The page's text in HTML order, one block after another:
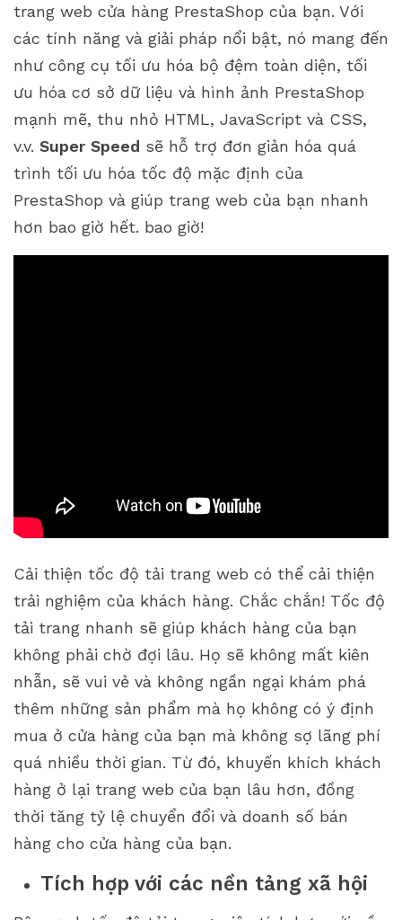
trang web cửa hàng PrestaShop của bạn. Với
các tính năng và giải pháp nổi bật, nó mang đến
như công cụ tối ưu hóa bộ đệm toàn diện, tối
ưu hóa cơ sở dữ liệu và hình ảnh PrestaShop
mạnh mẽ, thu nhỏ HTML, JavaScript và CSS,
v.v. Super Speed sẽ hỗ trợ đơn giản hóa quá
trình tối ưu hóa tốc độ mặc định của
PrestaShop và giúp trang web của bạn nhanh
hơn bao giờ hết. bao giờ!
Cải thiện tốc độ tải trang web có thể cải thiện
trải nghiệm của khách hàng. Chắc chắn! Tốc độ
tải trang nhanh sẽ giúp khách hàng của bạn
không phải chờ đợi lâu. Họ sẽ không mất kiên
nhẫn, sẽ vui vẻ và không ngần ngại khám phá
thêm những sản phẩm mà họ không có ý định
mua ở cửa hàng của bạn mà không sợ lãng phí
quá nhiều thời gian. Từ đó, khuyến khích khách
hàng ở lại trang web của bạn lâu hơn, đồng
thời tăng tỷ lệ chuyển đổi và doanh số bán
hàng cho cửa hàng của bạn.
Tích hợp với các nền tảng xã hội